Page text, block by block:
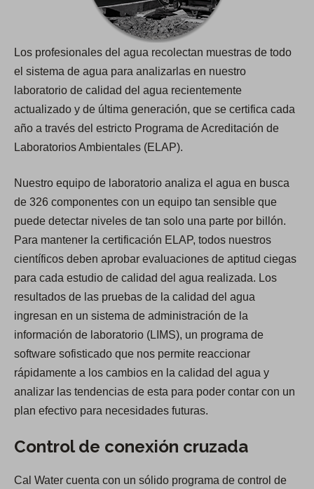
Los profesionales del agua recolectan muestras de todo
el sistema de agua para analizarlas en nuestro
laboratorio de calidad del agua recientemente
actualizado y de última generación, que se certifica cada
año a través del estricto Programa de Acreditación de
Laboratorios Ambientales (ELAP).
Nuestro equipo de laboratorio analiza el agua en busca
de 326 componentes con un equipo tan sensible que
puede detectar niveles de tan solo una parte por billón.
Para mantener la certificación ELAP, todos nuestros
científicos deben aprobar evaluaciones de aptitud ciegas
para cada estudio de calidad del agua realizada. Los
resultados de las pruebas de la calidad del agua
ingresan en un sistema de administración de la
información de laboratorio (LIMS), un programa de
software sofisticado que nos permite reaccionar
rápidamente a los cambios en la calidad del agua y
analizar las tendencias de esta para poder contar con un
plan efectivo para necesidades futuras.
Control de conexión cruzada
Cal Water cuenta con un sólido programa de control de